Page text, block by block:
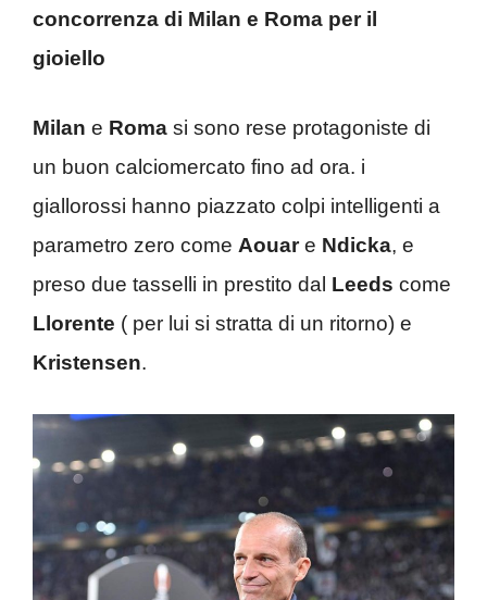
concorrenza di Milan e Roma per il
gioiello
Milan e Roma si sono rese protagoniste di
un buon calciomercato fino ad ora. i
giallorossi hanno piazzato colpi intelligenti a
parametro zero come Aouare Ndicka, e
preso due tasselli in prestito dal Leeds come
Llorente ( per lui si stratta di un ritorno) e
Kristensen.